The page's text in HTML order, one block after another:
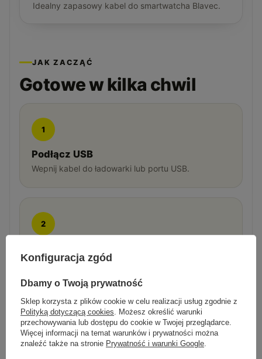
Idealny zapasowy kabel do smartwatcha Blavec.
JAK ZACZĄĆ
Gotowe w kilka chwil
1
Podłącz USB
Wepnij kabel do ładowarki lub portu USB.
2
Magnes sam ustawia końcówkę na stykach
3
Konfiguracja zgód
Dbamy o Twoją prywatność
Sklep korzysta z plików cookie w celu realizacji usług zgodnie z
Polityką dotyczącą cookies. Możesz określić warunki
przechowywania lub dostępu do cookie w Twojej przeglądarce.
Więcej informacji na temat warunków i prywatności można
znaleźć także na stronie Prywatność i warunki Google.